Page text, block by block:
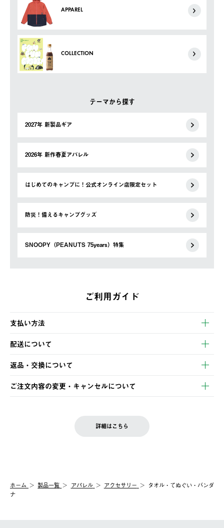
APPAREL
COLLECTION
テーマから探す
2027年 新製品ギア
2026年 新作春夏アパレル
はじめてのキャンプに！公式オンライン店限定セット
防災！備えるキャンプグッズ
SNOOPY（PEANUTS 75years）特集
ご利用ガイド
支払い方法
以下のいずれかの方法でお支払いいただけます。
・クレジットカード決済
・コンビニ決済
・Pay-easy決済
配送について
【発送スケジュール】
ご注文・ご入金完了より2営業日以内に商品を発送いたします。
土日祝の発送はございませんので、木曜日以降のご注文は週明け
の発送となる場合がございます。
【配送業者】
佐川急便にて配送されます。
返品・交換について
※お客様都合の場合
お客様都合の返品にかかる送料は、お客様ご負担とさせていただ
む）は受け付けておりません。
一度お手元の商品を返品いただき、ご希望商品を再注文してくだ
ご注文内容の変更・キャンセルについて
LOGOS FAMILY会員の方は、会員マイページ内 購入履歴画面に
詳細はこちら
ホーム 製品一覧 アパレル アクセサリー
タオル・てぬぐい・バンダ
ナ